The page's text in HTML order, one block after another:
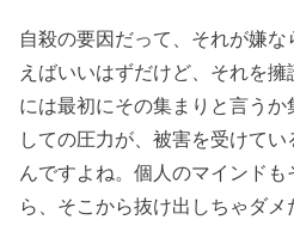
自殺の要因だって、それが嫌
えばいいはずだけど、それを
には最初にその集まりと言う
しての圧力が、被害を受けて
んですよね。個人のマインド
ら、そこから抜け出しちゃダ